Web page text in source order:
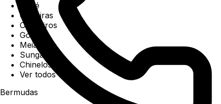
Boné
Carteiras
Chaveiros
Gorros
Meias
Sunga
Chinelos
Ver todos
Bermudas